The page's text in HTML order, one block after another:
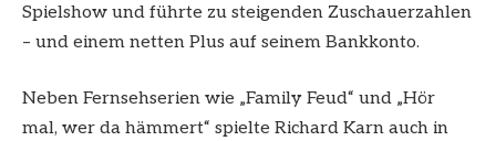
Spielshow und führte zu steigenden Zuschauerzahlen
– und einem netten Plus auf seinem Bankkonto.
Neben Fernsehserien wie „Family Feud“ und „Hör
mal, wer da hämmert“ spielte Richard Karn auch in